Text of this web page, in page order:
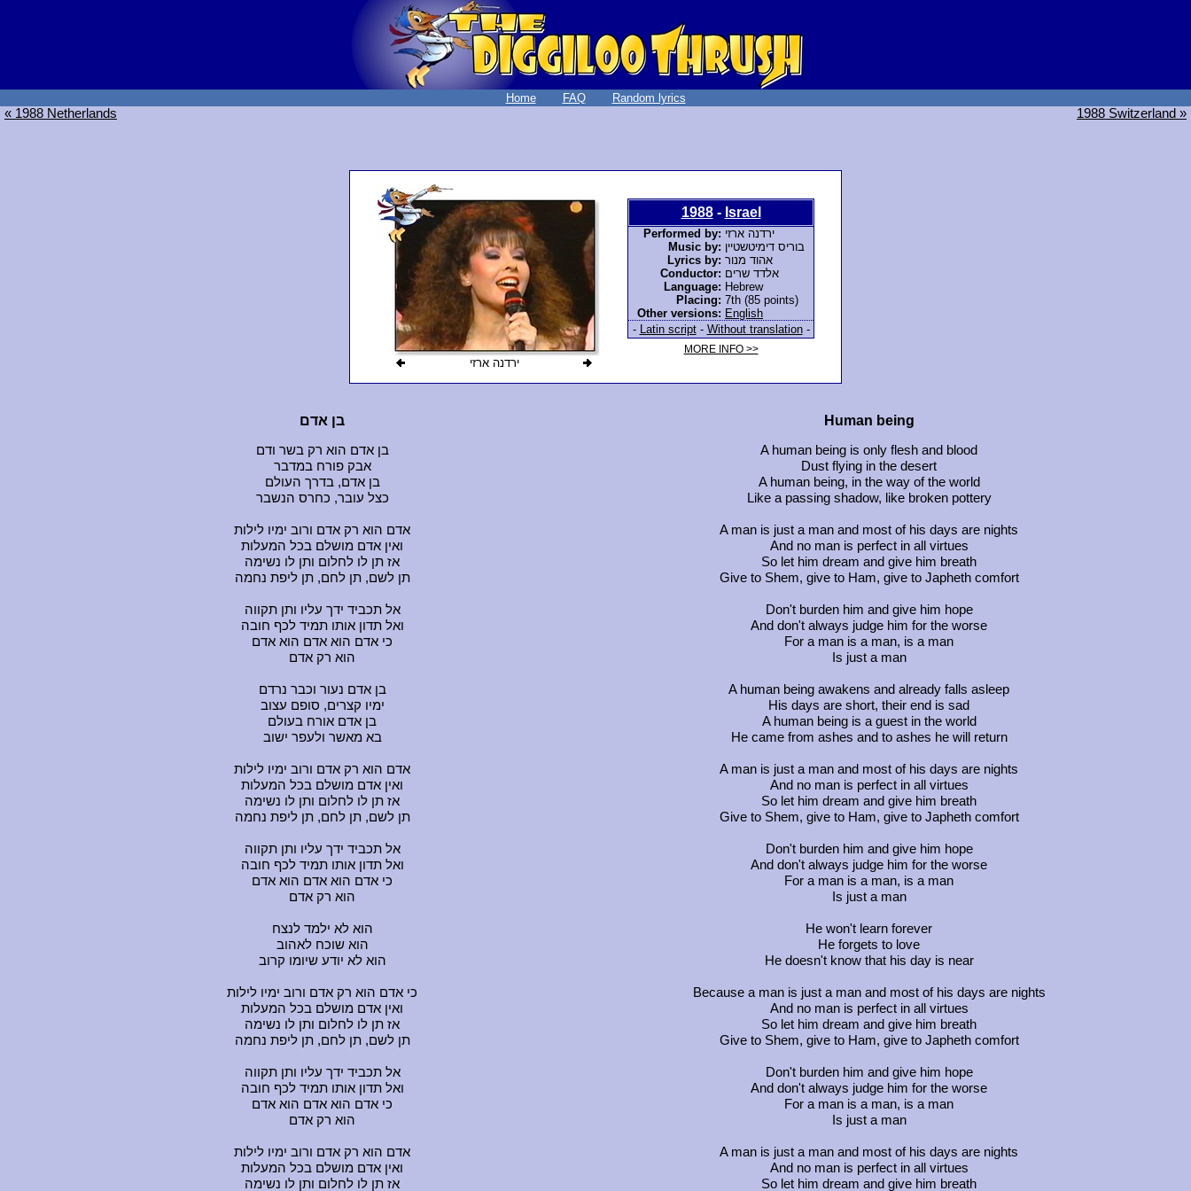
Home FAQ Random lyrics
« 1988 Netherlands 1988 Switzerland »
ירדנה ארזי
1988- Israel
Performed by: ירדנה ארזי
Music by: בוריס דימיטשטיין
Lyrics by: אהוד מנור
Conductor: אלדד שרים
Language: Hebrew
Placing: 7th (85 points)
Other versions: English
-
Latin script- Without translation-
MORE INFO >>
בן אדם Human being
בן אדם הוא רק בשר ודם
A human being is only flesh and blood
אבק פורח במדבר
Dust flying in the desert
בן אדם, בדרך העולם
A human being, in the way of the world
כצל עובר, כחרס הנשבר
Like a passing shadow, like broken pottery
אדם הוא רק אדם ורוב ימיו לילות
A man is just a man and most of his days are nights
ואין אדם מושלם בכל המעלות
And no man is perfect in all virtues
אז תן לו לחלום ותן לו נשימה
So let him dream and give him breath
תן לשם, תן לחם, תן ליפת נחמה
Give to Shem, give to Ham, give to Japheth comfort
אל תכביד ידך עליו ותן תקווה
Don't burden him and give him hope
ואל תדון אותו תמיד לכף חובה
And don't always judge him for the worse
כי אדם הוא אדם הוא אדם
For a man is a man, is a man
הוא רק אדם
Is just a man
בן אדם נעור וכבר נרדם
A human being awakens and already falls asleep
ימיו קצרים, סופם עצוב
His days are short, their end is sad
בן אדם אורח בעולם
A human being is a guest in the world
בא מאשר ולעפר ישוב
He came from ashes and to ashes he will return
אדם הוא רק אדם ורוב ימיו לילות
A man is just a man and most of his days are nights
ואין אדם מושלם בכל המעלות
And no man is perfect in all virtues
אז תן לו לחלום ותן לו נשימה
So let him dream and give him breath
תן לשם, תן לחם, תן ליפת נחמה
Give to Shem, give to Ham, give to Japheth comfort
אל תכביד ידך עליו ותן תקווה
Don't burden him and give him hope
ואל תדון אותו תמיד לכף חובה
And don't always judge him for the worse
כי אדם הוא אדם הוא אדם
For a man is a man, is a man
הוא רק אדם
Is just a man
הוא לא ילמד לנצח
He won't learn forever
הוא שוכח לאהוב
He forgets to love
הוא לא יודע שיומו קרוב
He doesn't know that his day is near
כי אדם הוא רק אדם ורוב ימיו לילות
Because a man is just a man and most of his days are nights
ואין אדם מושלם בכל המעלות
And no man is perfect in all virtues
אז תן לו לחלום ותן לו נשימה
So let him dream and give him breath
תן לשם, תן לחם, תן ליפת נחמה
Give to Shem, give to Ham, give to Japheth comfort
אל תכביד ידך עליו ותן תקווה
Don't burden him and give him hope
ואל תדון אותו תמיד לכף חובה
And don't always judge him for the worse
כי אדם הוא אדם הוא אדם
For a man is a man, is a man
הוא רק אדם
Is just a man
אדם הוא רק אדם ורוב ימיו לילות
A man is just a man and most of his days are nights
ואין אדם מושלם בכל המעלות
And no man is perfect in all virtues
אז תן לו לחלום ותן לו נשימה
So let him dream and give him breath